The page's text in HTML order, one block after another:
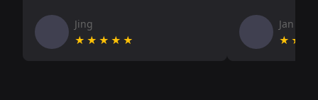
Jing
★★★★★
Jan V